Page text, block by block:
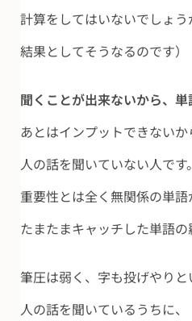
計算をしてはいないでしょう
結果としてそうなるのです）
聞くことが出来ないから、単
あとはインプットできないか
人の話を聞いていない人です。
重要性とは全く無関係の単語
たまたまキャッチした単語の
筆圧は弱く、字も投げやりと
人の話を聞いているうちに、